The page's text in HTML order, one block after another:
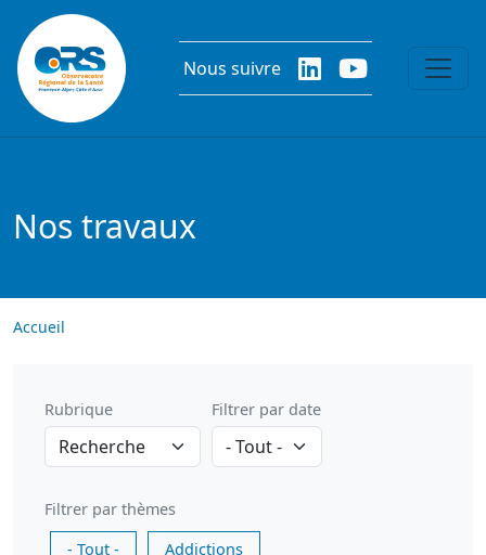
Aller au contenu principal
Nous suivre
Nos travaux
Accueil
Rubrique Filtrer par date
Filtrer par thèmes
- Tout -
Addictions